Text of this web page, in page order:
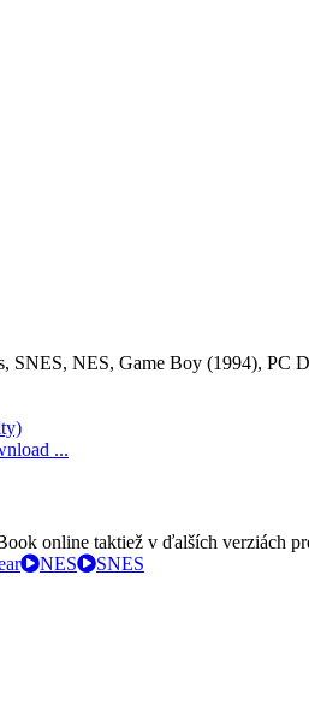
SNES, NES, Game Boy (1994), PC
...
online taktiež v ďalších verziách
NES
SNES